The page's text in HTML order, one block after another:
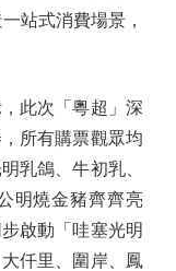
站式消費場景，
此次「粵超」深
所有購票觀眾均
乳鴿、牛初乳、
明燒金豬齊齊亮
啟動「哇塞光明
仟里、圍岸、鳳